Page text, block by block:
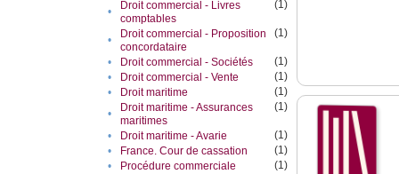
•
Droit commercial - Livres
comptables
(1)
•
Droit commercial - Proposition
concordataire
(1)
• Droit commercial - Sociétés
(1)
•
Droit commercial - Vente
(1)
•
Droit maritime
(1)
•
Droit maritime - Assurances
maritimes
(1)
• Droit maritime - Avarie
(1)
•
France. Cour de cassation
(1)
•
Procédure commerciale
(1)